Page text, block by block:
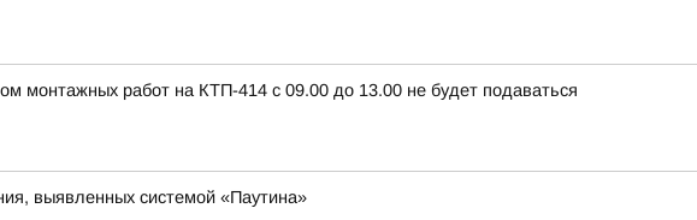
монтажных работ на КТП-414 с 09.00 до 13.00 не будет подаваться
выявленных системой «Паутина»